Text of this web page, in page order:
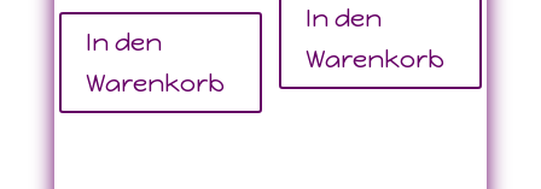
In den
Warenkorb
In den
Warenkorb